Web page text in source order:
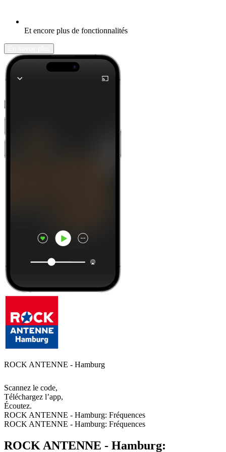
Et encore plus de fonctionnalités
ROCK ANTENNE - Hamburg
Scannez le code,
Téléchargez l’app,
Écoutez.
ROCK ANTENNE - Hamburg: Fréquences
ROCK ANTENNE - Hamburg: Fréquences
ROCK ANTENNE - Hamburg: